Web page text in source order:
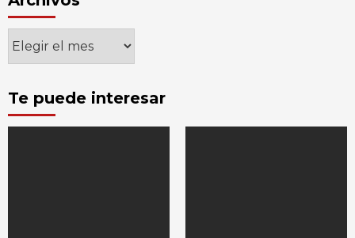
Archivos
Te puede interesar